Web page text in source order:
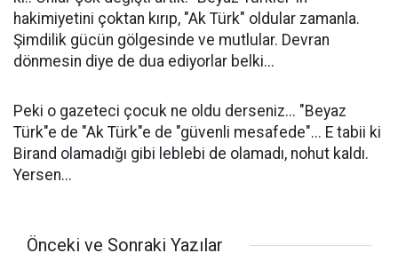
hakimiyetini çoktan kırıp, "Ak Türk" oldular zamanla.
Şimdilik gücün gölgesinde ve mutlular. Devran
dönmesin diye de dua ediyorlar belki...
Peki o gazeteci çocuk ne oldu derseniz... "Beyaz
Türk"e de "Ak Türk"e de "güvenli mesafede"... E tabii ki
Birand olamadığı gibi leblebi de olamadı, nohut kaldı.
Yersen...
Önceki ve Sonraki Yazılar